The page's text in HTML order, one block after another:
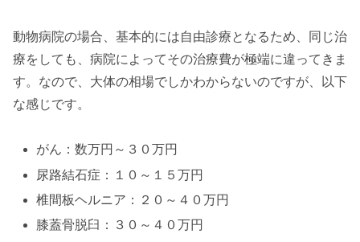
動物病院の場合、基本的には自由診療となるため、同じ治
療をしても、病院によってその治療費が極端に違ってきま
す。なので、大体の相場でしかわからないのですが、以下
な感じです。
がん：数万円～３０万円
尿路結石症：１０～１５万円
椎間板ヘルニア：２０～４０万円
膝蓋骨脱臼：３０～４０万円